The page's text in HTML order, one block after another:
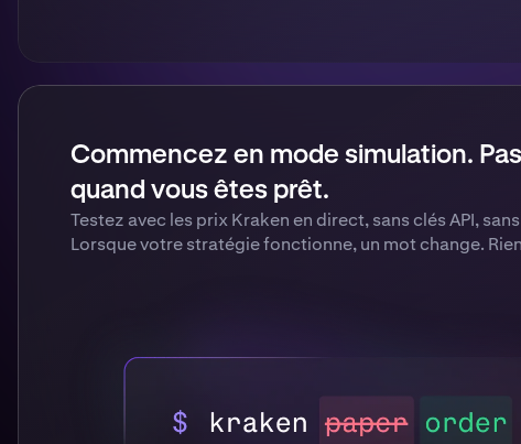
Commencez en mode simulation.
quand vous êtes prêt.
Testez avec les prix Kraken en direct, sans clés API,
Lorsque votre stratégie fonctionne, un mot change.